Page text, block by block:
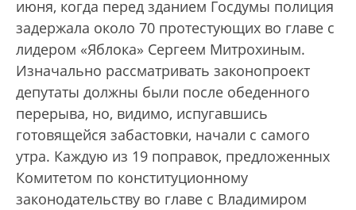
июня, когда перед зданием Госдумы полиция
задержала около 70 протестующих во главе с
лидером «Яблока» Сергеем Митрохиным.
Изначально рассматривать законопроект
депутаты должны были после обеденного
перерыва, но, видимо, испугавшись
готовящейся забастовки, начали с самого
утра. Каждую из 19 поправок, предложенных
Комитетом по конституционному
законодательству во главе с Владимиром